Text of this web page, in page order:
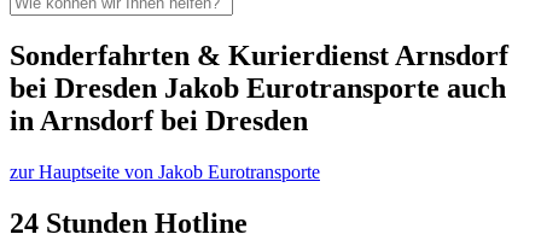
Sonderfahrten & Kurierdienst Arnsdorf
bei Dresden Jakob Eurotransporte auch
in Arnsdorf bei Dresden
zur Hauptseite von Jakob Eurotransporte
24 Stunden Hotline